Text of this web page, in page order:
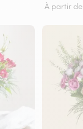
À partir de